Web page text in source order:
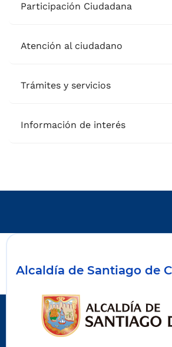
Participación Ciudadana
Atención al ciudadano
Trámites y servicios
Información de interés
Alcaldía de Santiago de